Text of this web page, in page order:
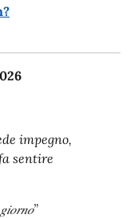
impegno,
sentire